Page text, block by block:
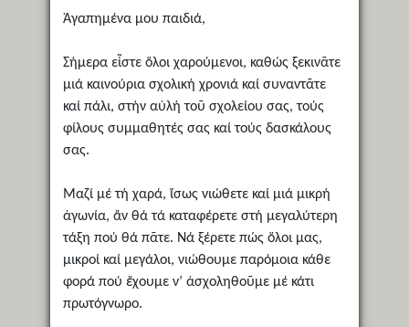
Ἀγαπημένα μου παιδιά,
Σήμερα εἶστε ὅλοι χαρούμενοι, καθώς ξεκινᾶτε
μιά καινούρια σχολική χρονιά καί συναντᾶτε
καί πάλι, στήν αὐλή τοῦ σχολείου σας, τούς
φίλους συμμαθητές σας καί τούς δασκάλους
σας.
Μαζί μέ τή χαρά, ἴσως νιώθετε καί μιά μικρή
ἀγωνία, ἄν θά τά καταφέρετε στή μεγαλύτερη
τάξη πού θά πᾶτε. Νά ξέρετε πώς ὅλοι μας,
μικροί καί μεγάλοι, νιώθουμε παρόμοια κάθε
φορά πού ἔχουμε ν’ ἀσχοληθοῦμε μέ κάτι
πρωτόγνωρο.